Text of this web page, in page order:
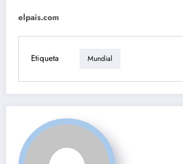
elpais.com
Etiqueta Mundial